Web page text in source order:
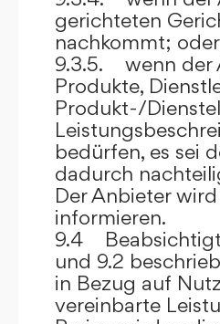
gerichteten
nachkommt; oder
9.3.5. wenn der
Produkte,
Produkt-/
bedürfen, es sei
dadurch
Der Anbieter
informieren.
9.4 Beabsichtigt
und 9.2
in Bezug auf
vereinbarte